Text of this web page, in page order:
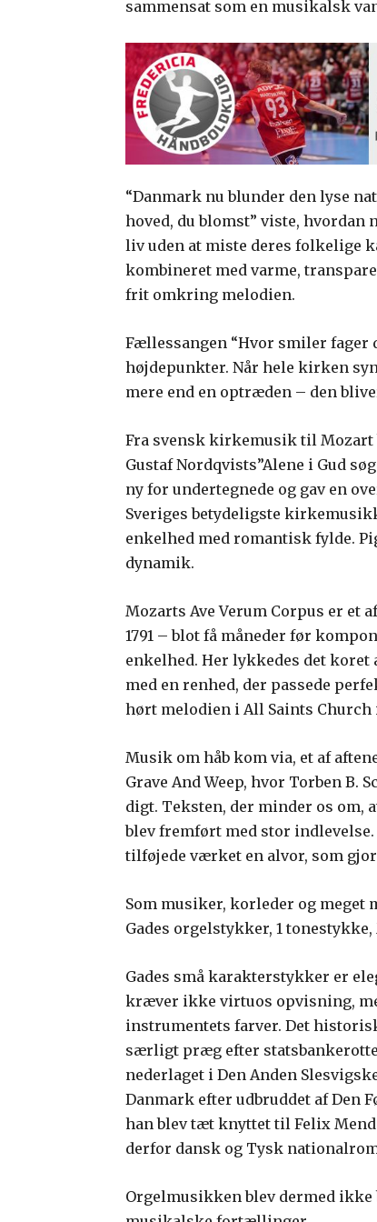
sammensat som en musikalsk
“Danmark nu blunder den lyse
hoved, du blomst” viste,
liv uden at miste deres folkelige
kombineret med varme,
frit omkring melodien.
Fællessangen “Hvor smiler fager
højdepunkter. Når hele kirken
mere end en optræden – den
Fra svensk kirkemusik til
Gustaf Nordqvists”Alene i Gud
ny for undertegnede og gav en
Sveriges betydeligste
enkelhed med romantisk fylde.
dynamik.
Mozarts Ave Verum Corpus er
1791 – blot få måneder før
enkelhed. Her lykkedes det
med en renhed, der passede
hørt melodien i All Saints Church
Musik om håb kom via, et af
Grave And Weep, hvor Torben B.
digt. Teksten, der minder os om,
blev fremført med stor
tilføjede værket en alvor, som
Som musiker, korleder og meget
Gades orgelstykker, 1
Gades små karakterstykker er
kræver ikke virtuos opvisning,
instrumentets farver. Det
særligt præg efter
nederlaget i Den Anden
Danmark efter udbruddet af Den
han blev tæt knyttet til Felix
derfor dansk og Tysk
Orgelmusikken blev dermed